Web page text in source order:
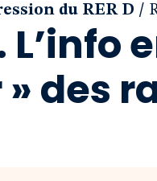
du RER D /
des